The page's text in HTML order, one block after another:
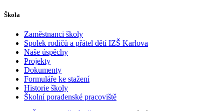
Škola
Zaměstnanci školy
Spolek rodičů a přátel dětí IZŠ Karlova
Naše úspěchy
Projekty
Dokumenty
Formuláře ke stažení
Historie školy
Školní poradenské pracoviště